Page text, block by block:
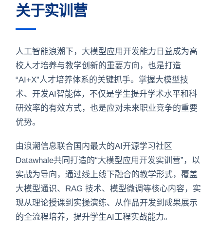
关于实训营
人工智能浪潮下，大模型应用开发能力日益成为高
校人才培养与教学创新的重要方向，也是打造
“AI+X”人才培养体系的关键抓手。掌握大模型技
术、开发AI智能体，不仅是学生提升学术水平和科
研效率的有效方式，也是应对未来职业竞争的重要
优势。
由浪潮信息联合国内最大的AI开源学习社区
Datawhale共同打造的“大模型应用开发实训营”，以
实战为导向，通过线上线下融合的教学形式，覆盖
大模型通识、RAG 技术、模型微调等核心内容，实
现从理论授课到实操演练、从作品开发到成果展示
的全流程培养，提升学生AI工程实战能力。